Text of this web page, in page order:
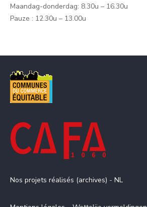
Maandag-donderdag: 8.30u – 16.30u
Pauze : 12.30u – 13.00u
Nos projets réalisés (archives) - NL